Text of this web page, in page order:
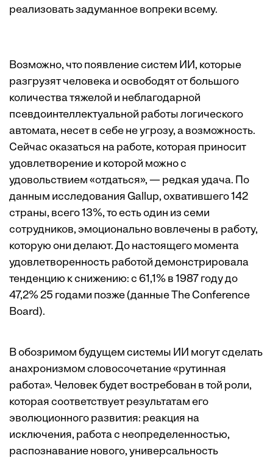
реализовать задуманное вопреки всему.
Возможно, что появление систем ИИ, которые
разгрузят человека и освободят от большого
количества тяжелой и неблагодарной
псевдоинтеллектуальной работы логического
автомата, несет в себе не угрозу, а возможность.
Сейчас оказаться на работе, которая приносит
удовлетворение и которой можно с
удовольствием «отдаться», — редкая удача. По
данным исследования Gallup, охватившего 142
страны, всего 13%, то есть один из семи
сотрудников, эмоционально вовлечены в работу,
которую они делают. До настоящего момента
удовлетворенность работой демонстрировала
тенденцию к снижению: с 61,1% в 1987 году до
47,2% 25 годами позже (данные The Conference
Board).
В обозримом будущем системы ИИ могут сделать
анахронизмом словосочетание «рутинная
работа». Человек будет востребован в той роли,
которая соответствует результатам его
эволюционного развития: реакция на
исключения, работа с неопределенностью,
распознавание нового, универсальность